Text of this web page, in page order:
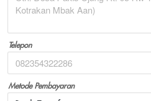
Telepon
Metode Pembayaran